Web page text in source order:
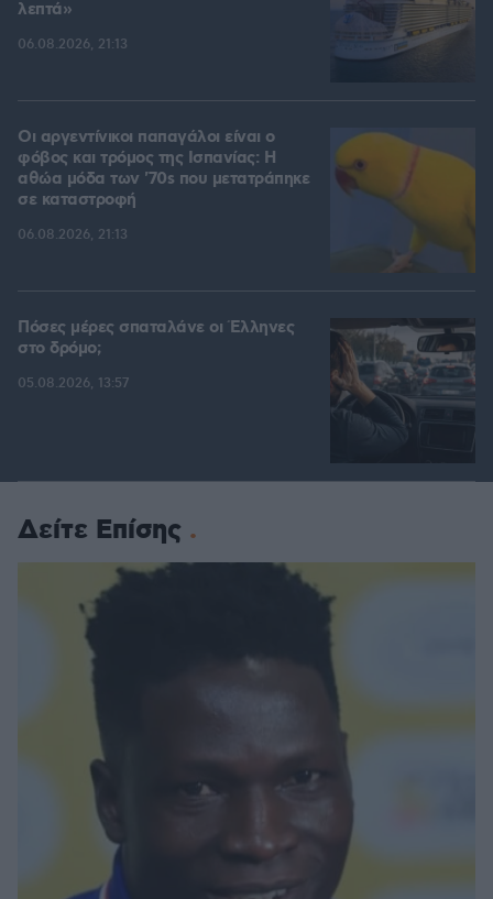
λεπτά»
06.08.2026, 21:13
Οι αργεντίνικοι παπαγάλοι είναι ο
φόβος και τρόμος της Ισπανίας: Η
αθώα μόδα των '70s που μετατράπηκε
σε καταστροφή
06.08.2026, 21:13
Πόσες μέρες σπαταλάνε οι Έλληνες
στο δρόμο;
05.08.2026, 13:57
Δείτε Επίσης